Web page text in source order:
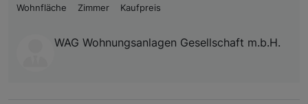
Wohnfläche
Zimmer Kaufpreis
WAG Wohnungsanlagen Gesellschaft m.b.H.